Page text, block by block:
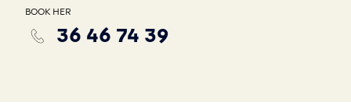
BOOK HER
36 46 74 39